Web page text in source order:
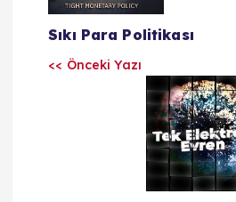
zSıkı Para Politikası
<< Önceki Yazı